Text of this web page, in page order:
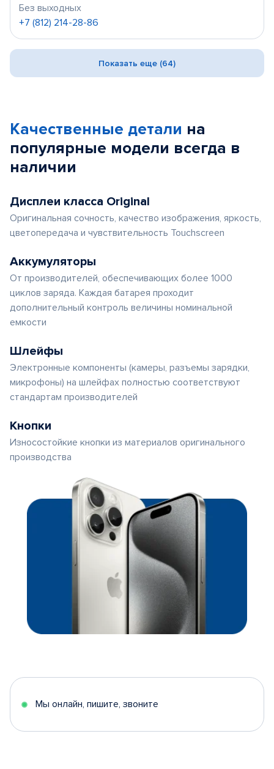
Без выходных
+7 (812) 214-28-86
Показать еще (64)
Качественные детали на
популярные модели всегда в
наличии
Дисплеи класса Original
Оригинальная сочность, качество изображения, яркость,
цветопередача и чувствительность Touchscreen
Аккумуляторы
От производителей, обеспечивающих более 1000
циклов заряда. Каждая батарея проходит
дополнительный контроль величины номинальной
емкости
Шлейфы
Электронные компоненты (камеры, разъемы зарядки,
микрофоны) на шлейфах полностью соответствуют
стандартам производителей
Кнопки
Износостойкие кнопки из материалов оригинального
производства
Мы онлайн, пишите, звоните